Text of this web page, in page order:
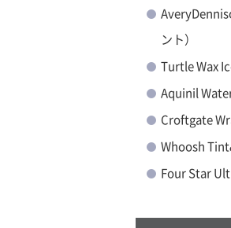
ント）
Turtle Wax
Aquinil
Croftgate
Whoosh
Four Star